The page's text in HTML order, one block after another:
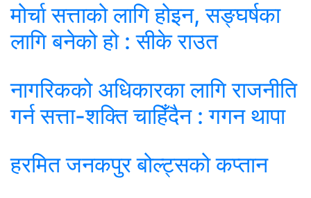
मोर्चा सत्ताको लागि होइन, सङ्घर्षका
लागि बनेको हो : सीके राउत
नागरिकको अधिकारका लागि राजनीति
गर्न सत्ता-शक्ति चाहिँदैन : गगन थापा
हरमित जनकपुर बोल्ट्सको कप्तान